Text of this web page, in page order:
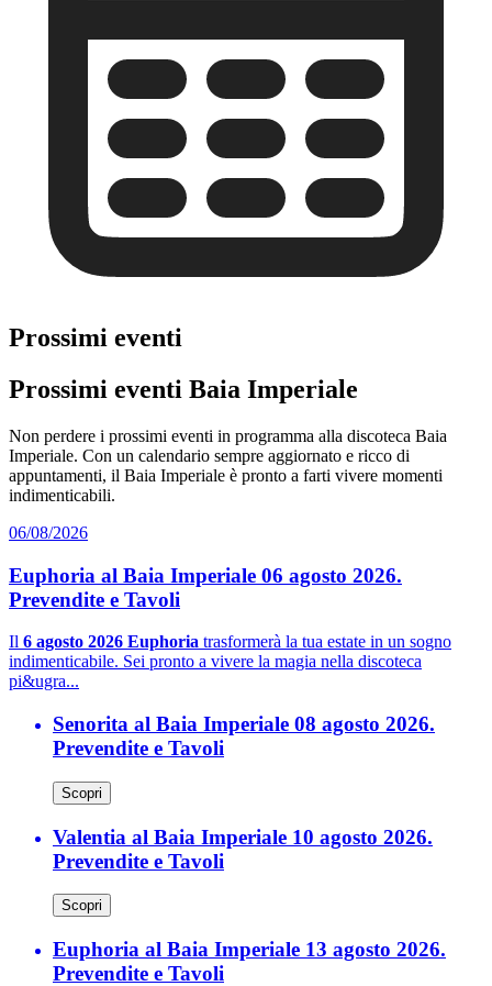
Prossimi eventi
Prossimi eventi Baia Imperiale
Non perdere i prossimi eventi in programma alla discoteca Baia
Imperiale. Con un calendario sempre aggiornato e ricco di
appuntamenti, il Baia Imperiale è pronto a farti vivere momenti
indimenticabili.
06/08/2026
Euphoria al Baia Imperiale 06 agosto 2026.
Prevendite e Tavoli
Il 6 agosto 2026 Euphoria trasformerà la tua estate in un sogno
indimenticabile. Sei pronto a vivere la magia nella discoteca
pi&ugra...
Senorita al Baia Imperiale 08 agosto 2026.
Prevendite e Tavoli
Scopri
Valentia al Baia Imperiale 10 agosto 2026.
Prevendite e Tavoli
Scopri
Euphoria al Baia Imperiale 13 agosto 2026.
Prevendite e Tavoli